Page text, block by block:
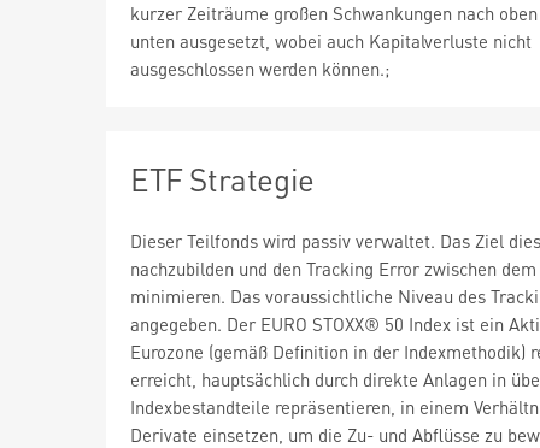
kurzer Zeiträume großen Schwankungen nach
unten ausgesetzt, wobei auch Kapitalverluste nicht
ausgeschlossen werden können.;
ETF Strategie
Dieser Teilfonds wird passiv verwaltet. Das Ziel
nachzubilden und den Tracking Error zwischen
minimieren. Das voraussichtliche Niveau des
angegeben. Der EURO STOXX® 50 Index ist ein
Eurozone (gemäß Definition in der
erreicht, hauptsächlich durch direkte Anlagen in
Indexbestandteile repräsentieren, in einem
Derivate einsetzen, um die Zu- und Abflüsse zu